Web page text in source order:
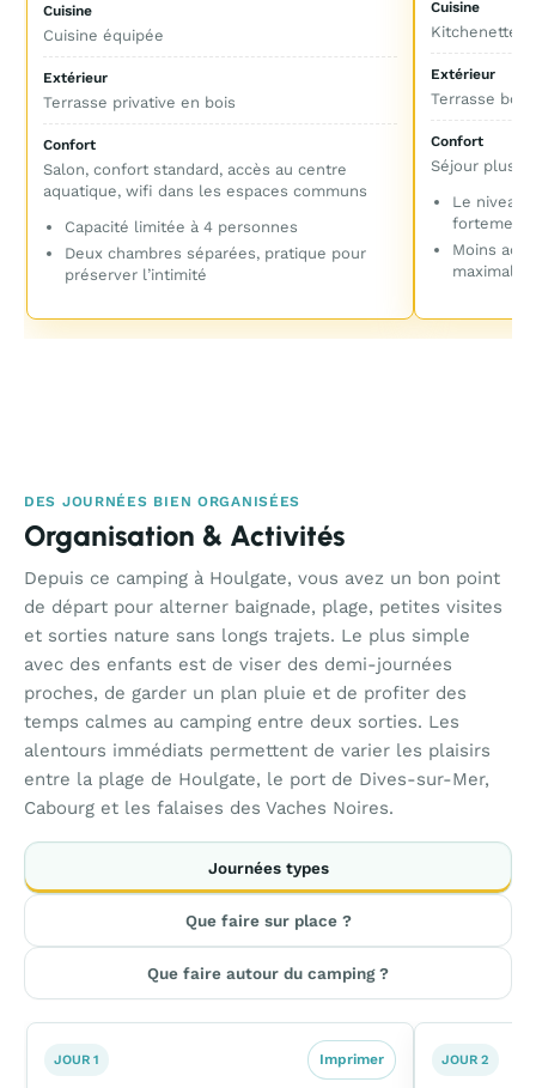
Cuisine
Cuisine équipée
Extérieur
Terrasse privative en bois
Confort
Salon, confort standard, accès au centre
aquatique, wifi dans les espaces communs
Capacité limitée à 4 personnes
Deux chambres séparées, pratique pour
préserver l’intimité
Cuisine
Kitchenette
Extérieur
Terrasse bois
Confort
Séjour plus
Le niveau
fortement
Moins
maximal
DES JOURNÉES BIEN ORGANISÉES
Organisation & Activités
Depuis ce camping à Houlgate, vous avez un bon point
de départ pour alterner baignade, plage, petites visites
et sorties nature sans longs trajets. Le plus simple
avec des enfants est de viser des demi-journées
proches, de garder un plan pluie et de profiter des
temps calmes au camping entre deux sorties. Les
alentours immédiats permettent de varier les plaisirs
entre la plage de Houlgate, le port de Dives-sur-Mer,
Cabourg et les falaises des Vaches Noires.
Journées types
Que faire sur place ?
Que faire autour du camping ?
JOUR 1 Imprimer JOUR 2